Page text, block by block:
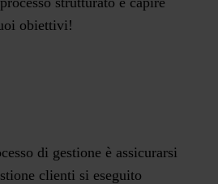
obiettivi!
di gestione è assicurarsi
clienti si eseguito